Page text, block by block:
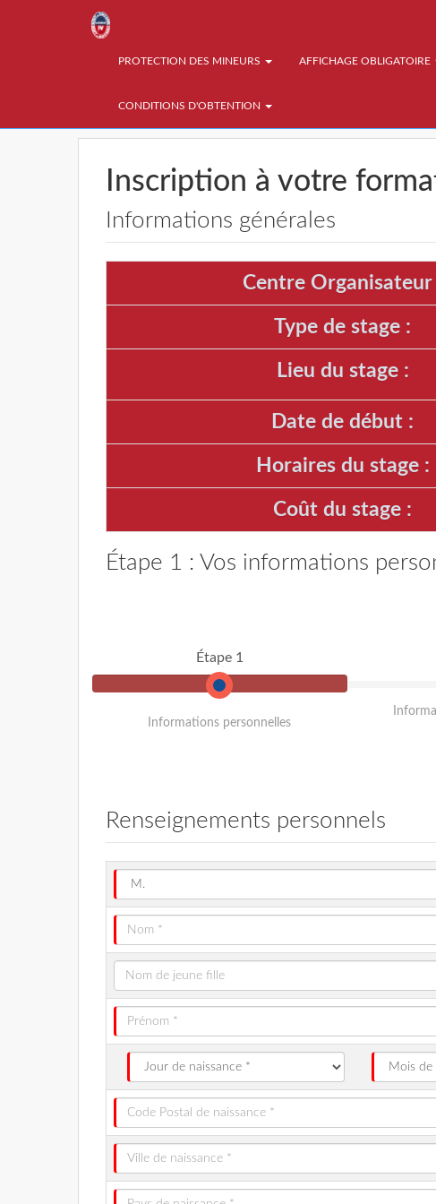
PROTECTION DES MINEURS AFFICHAGE OBLIGATOIRE
CONDITIONS D'OBTENTION
Inscription à votre
Informations générales
Centre Organisateur
Type de stage :
Lieu du stage :
Date de début :
Horaires du stage :
Coût du stage :
Étape 1 : Vos informations
Étape 1
Informations personnelles
Renseignements personnels